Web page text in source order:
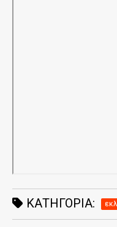
ΚΑΤΗΓΟΡΊΑ: